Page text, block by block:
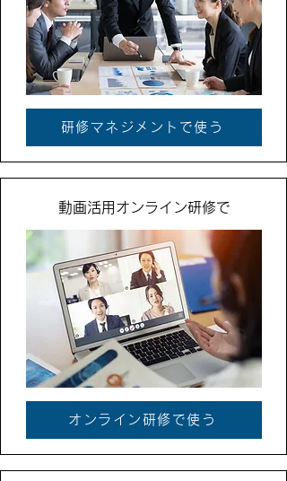
研修マネジメントで使う
動画活用オンライン研修で
オンライン研修で使う